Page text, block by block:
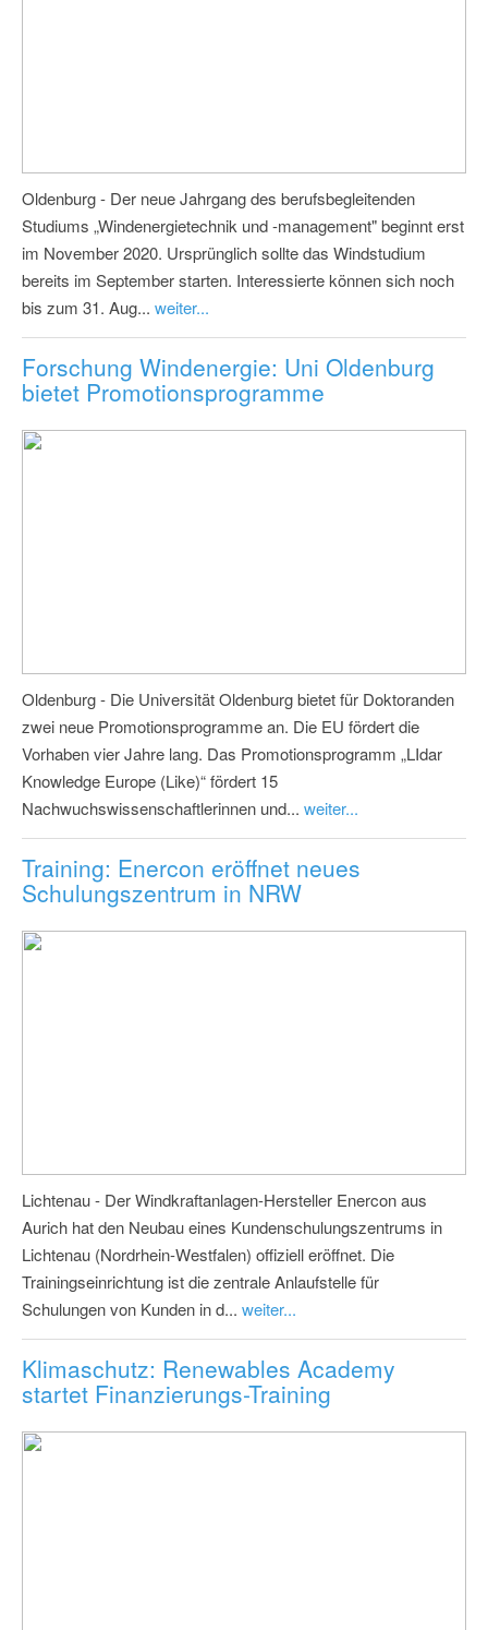
Oldenburg - Der neue Jahrgang des berufsbegleitenden
Studiums „Windenergietechnik und -management" beginnt erst
im November 2020. Ursprünglich sollte das Windstudium
bereits im September starten. Interessierte können sich noch
bis zum 31. Aug... weiter...
Forschung Windenergie: Uni Oldenburg
bietet Promotionsprogramme
Oldenburg - Die Universität Oldenburg bietet für Doktoranden
zwei neue Promotionsprogramme an. Die EU fördert die
Vorhaben vier Jahre lang. Das Promotionsprogramm „LIdar
Knowledge Europe (Like)“ fördert 15
Nachwuchswissenschaftlerinnen und... weiter...
Training: Enercon eröffnet neues
Schulungszentrum in NRW
Lichtenau - Der Windkraftanlagen-Hersteller Enercon aus
Aurich hat den Neubau eines Kundenschulungszentrums in
Lichtenau (Nordrhein-Westfalen) offiziell eröffnet. Die
Trainingseinrichtung ist die zentrale Anlaufstelle für
Schulungen von Kunden in d... weiter...
Klimaschutz: Renewables Academy
startet Finanzierungs-Training